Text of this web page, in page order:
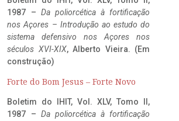
1987 – Da poliorcética à fortificação
nos Açores – Introdução ao estudo do
sistema defensivo nos Açores nos
séculos XVI-XIX, Alberto Vieira. (Em
construção)
Forte do Bom Jesus – Forte Novo
Boletim do IHIT, Vol. XLV, Tomo II,
1987 – Da poliorcética à fortificação